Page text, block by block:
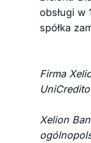
obsługi w
spółka
Firma
Xelion